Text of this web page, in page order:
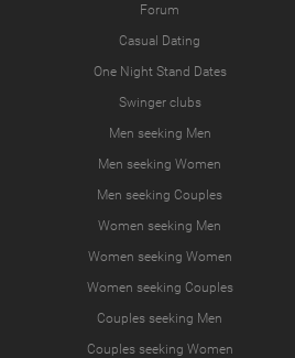
Forum
Casual Dating
One Night Stand Dates
Swinger clubs
Men seeking Men
Men seeking Women
Men seeking Couples
Women seeking Men
Women seeking Women
Women seeking Couples
Couples seeking Men
Couples seeking Women